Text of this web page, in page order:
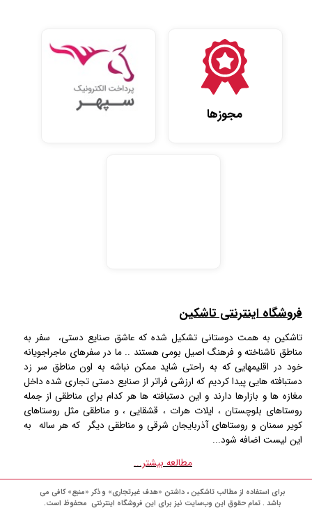
مجوزها
فروشگاه اینترنتی تاشکین
تاشکین به همت دوستانی تشکیل شده که عاشق صنایع دستی، سفر به
مناطق ناشناخته و فرهنگ اصیل بومی هستند .. ما در سفرهای ماجراجویانه
خود در اقلیمهایی که به راحتی شاید ممکن نباشه به اون مناطق سر زد
دستبافته هایی پیدا کردیم که ارزشی فراتر از صنایع دستی تجاری شده داخل
مغازه ها و بازارها دارند و این دستبافته ها هر کدام برای مناطقی از جمله
روستاهای بلوچستان ، ایلات هرات ، قشقایی ، و مناطقی مثل روستاهای
کویر سمنان و روستاهای آذربایجان شرقی و مناطقی دیگر که هر ساله به
این لیست اضافه شود...
برای استفاده از مطالب تاشکین ، داشتن «هدف غیرتجاری» و ذکر «منبع» کافی می
باشد . تمام حقوق اين وب‌سايت نیز برای این فروشگاه اینترنتی محفوظ است.
مطالعه بیشتر...